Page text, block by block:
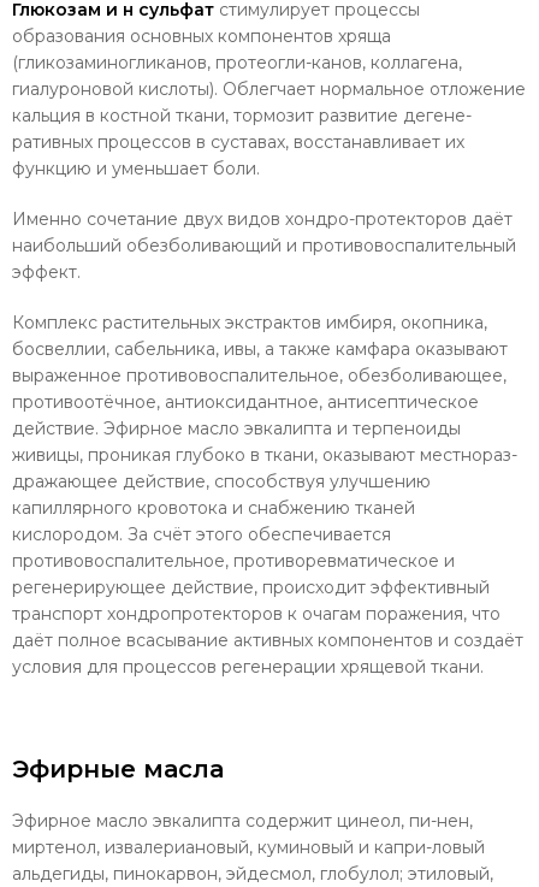
Глюкозам и н сульфат стимулирует про­цессы
образования основных компонентов хряща
(гликозаминогликанов, протеогли-канов, коллагена,
гиалуроновой кислоты). Облегчает нормальное отложение
кальция в костной ткани, тормозит развитие дегене­
ративных процессов в суставах, восстанав­ливает их
функцию и уменьшает боли.
Именно сочетание двух видов хондро-протекторов даёт
наибольший обезболи­вающий и противовоспалительный
эффект.
Комплекс растительных экстрактов им­биря, окопника,
босвеллии, сабельника, ивы, а также камфара оказывают
выражен­ное противовоспалительное, обезболива­ющее,
противоотёчное, антиоксидантное, антисептическое
действие. Эфирное масло эвкалипта и терпеноиды
живицы, прони­кая глубоко в ткани, оказывают местнораз-
дражающее действие, способствуя улучше­нию
капиллярного кровотока и снабжению тканей
кислородом. За счёт этого обеспечи­вается
противовоспалительное, противо­ревматическое и
регенерирующее дей­ствие, происходит эффективный
транспорт хондропротекторов к очагам поражения, что
даёт полное всасывание активных ком­понентов и создаёт
условия для процессов регенерации хрящевой ткани.
Эфирные масла
Эфирное масло эвкалипта содержит цинеол, пи-нен,
миртенол, извалериановый, куминовый и капри-ловый
альдегиды, пинокарвон, эйдесмол, глобулол; этиловый,